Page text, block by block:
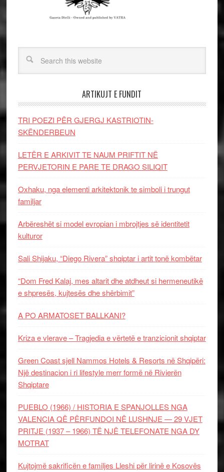
ARTIKUJT E FUNDIT
TRI POEZI PËR GJERGJ KASTRIOTIN-
SKËNDERBEUN
LETËR E ARKIVIT TE NAUM PRIFTIT NË
PERVJETORIN E PARE TE DRAGO SILIQIT
Oxhaku, nga elementi arkitektonik te simboli i trungut
familjar
Arbëreshët si model evropian i mbrojtjes së identitetit
kulturor
Sali Shijaku, “Diego Rivera” shqiptar i artit tonë kombëtar
“Dom Fred Kalaj, mes altarit dhe atdheut si hermeneutikë
e shpresës, kujtesës dhe shërbimit”
A PO ARMATOSET BALLKANI?
Kriza e vlerave – Tragjedia e vërtetë e tranzicionit shqiptar
Green Coast sjell Nammos Hotels & Resorts në Shqipëri:
Një destinacion i ri lifestyle merr formë në Rivierën
Shqiptare
PUEBLO (1966) / HISTORIA E SPANJOLLES NGA
VALENCIA QË PËRFUNDOI NË LUSHNJE — 29 VJET
PRITJE (1937 – 1966) TË NJË TELEFONATE NGA DY
MOTRAT
Kujtojmë sakrificën e familjes Lleshi për lirinë e Kosovës